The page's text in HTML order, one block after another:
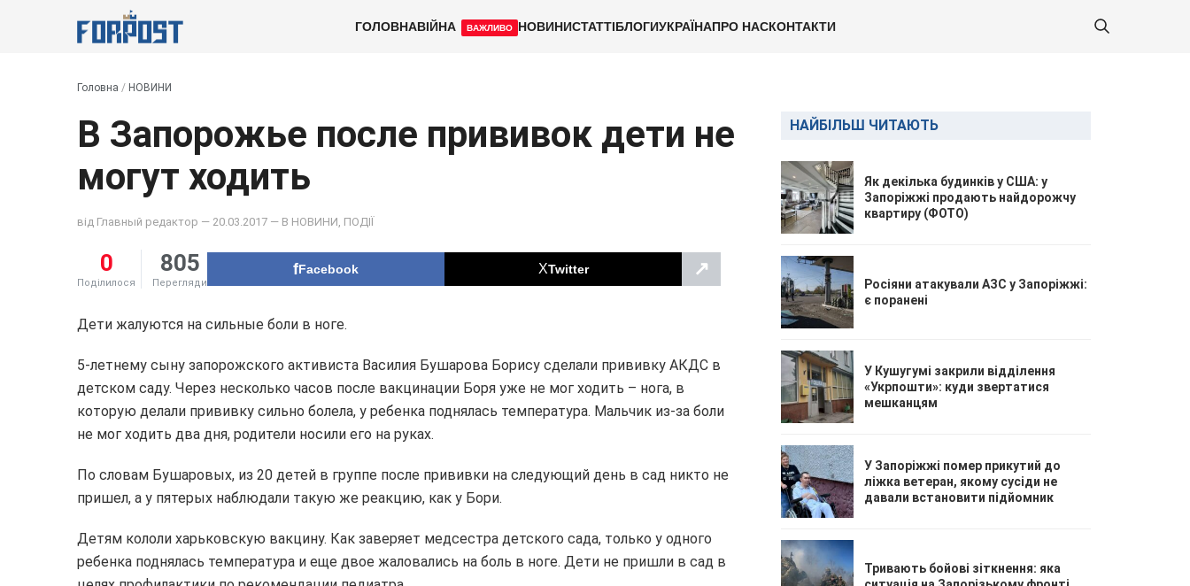
ГОЛОВНАВІЙНА ВАЖЛИВО НОВИНИСТАТТІБЛОГИУКРАЇНАПРО НАСКОНТАКТИ
Головна / НОВИНИ
В Запорожье после прививок дети не
могут ходить
від Главный редактор — 20.03.2017 — В НОВИНИ ПОДІЇ
0
Поділилося
805
Перегляди
Facebook Twitter ↗
Дети жалуются на сильные боли в ноге.
5-летнему сыну запорожского активиста Василия Бушарова Борису сделали прививку АКДС в
детском саду. Через несколько часов после вакцинации Боря уже не мог ходить – нога, в
которую делали прививку сильно болела, у ребенка поднялась температура. Мальчик из-за боли
не мог ходить два дня, родители носили его на руках.
По словам Бушаровых, из 20 детей в группе после прививки на следующий день в сад никто не
пришел, а у пятерых наблюдали такую же реакцию, как у Бори.
Детям кололи харьковскую вакцину. Как заверяет медсестра детского сада, только у одного
ребенка поднялась температура и еще двое жаловались на боль в ноге. Дети не пришли в сад в
НАЙБІЛЬШ ЧИТАЮТЬ
Як декілька будинків у США: у
Запоріжжі продають найдорожчу
квартиру (ФОТО)
Росіяни атакували АЗС у Запоріжжі:
є поранені
У Кушугумі закрили відділення
«Укрпошти»: куди звертатися
мешканцям
У Запоріжжі помер прикутий до
ліжка ветеран, якому сусіди не
давали встановити підйомник
Тривають бойові зіткнення: яка